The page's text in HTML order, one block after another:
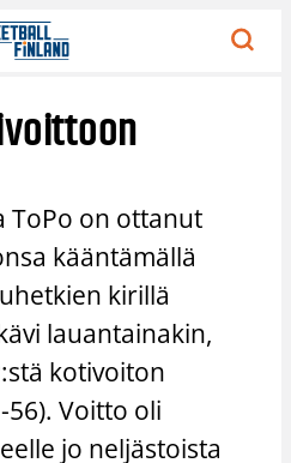
ToPo on ottanut
kääntämällä
kirillä
lauantainakin,
kotivoiton
56). Voitto oli
jo neljästoista